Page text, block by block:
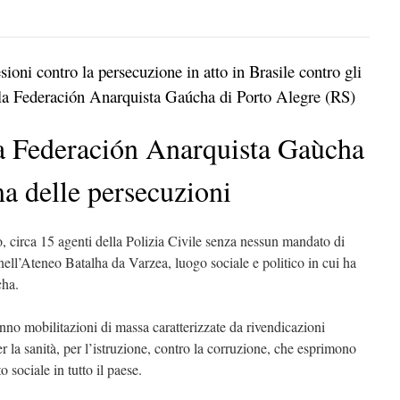
contro la persecuzione in atto in Brasile contro gli
Federación Anarquista Gaúcha di Porto Alegre (RS)
Anarquista Gaùcha
delle persecuzioni
15 agenti della Polizia Civile senza nessun mandato di
Batalha da Varzea, luogo sociale e politico in cui ha
mobilitazioni di massa caratterizzate da rivendicazioni
sanità, per l’istruzione, contro la corruzione, che esprimono
sociale in tutto il paese.